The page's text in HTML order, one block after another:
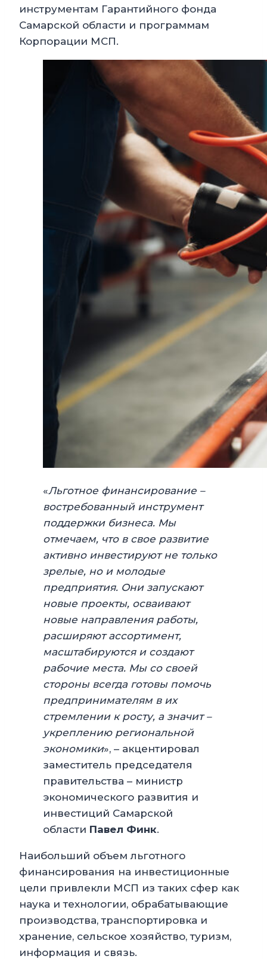
инструментам Гарантийного фонда
Самарской области и программам
Корпорации МСП.
«Льготное финансирование –
востребованный инструмент
поддержки бизнеса. Мы
отмечаем, что в свое развитие
активно инвестируют не только
зрелые, но и молодые
предприятия. Они запускают
новые проекты, осваивают
новые направления работы,
расширяют ассортимент,
масштабируются и создают
рабочие места. Мы со своей
стороны всегда готовы помочь
предпринимателям в их
стремлении к росту, а значит –
укреплению региональной
экономики», – акцентировал
заместитель председателя
правительства – министр
экономического развития и
инвестиций Самарской
области Павел Финк.
Наибольший объем льготного
финансирования на инвестиционные
цели привлекли МСП из таких сфер как
наука и технологии, обрабатывающие
производства, транспортировка и
хранение, сельское хозяйство, туризм,
информация и связь.